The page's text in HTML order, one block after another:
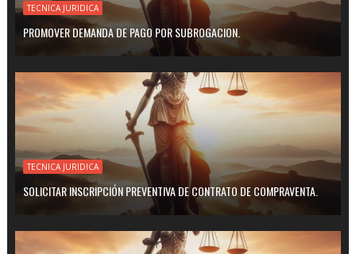
TECNICA JURIDICA
PROMOVER DEMANDA DE PAGO POR SUBROGACION.
TECNICA JURIDICA
SOLICITAR INSCRIPCIÓN PREVENTIVA DE CONTRATO DE COMPRAVENTA.